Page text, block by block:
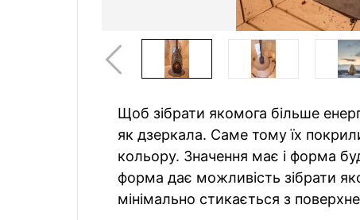
Щоб зібрати якомога більше
як дзеркала. Саме тому їх
кольору. Значення має і форма
форма дає можливість зібрати
мінімально стикається з